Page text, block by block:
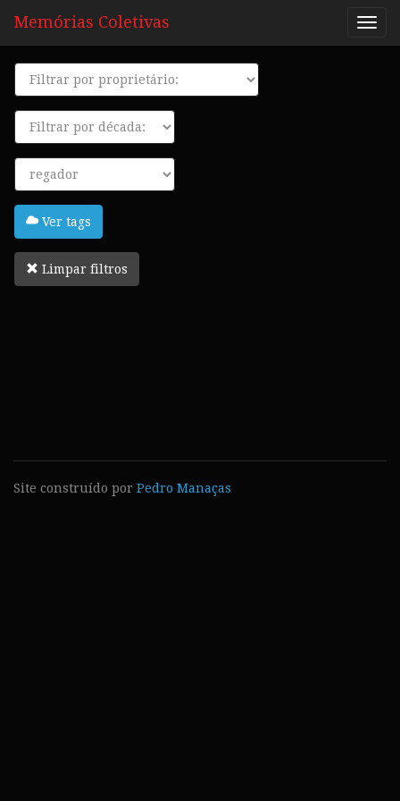
Memórias Coletivas
Proprietário
Década
Tags
Ver tags
Limpar filtros
Site construído por Pedro Manaças